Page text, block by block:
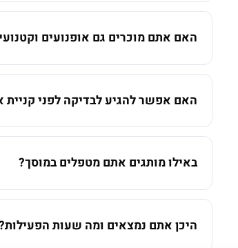
האם אתם מוכרים גם אופנועים
האם אפשר להגיע לבדיקה לפני קניית
באילו מותגים אתם מטפלים במוסך?
היכן אתם נמצאים ומה שעות